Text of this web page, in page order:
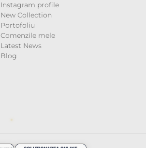
Instagram profile
New Collection
Portofoliu
Comenzile mele
Latest News
Blog